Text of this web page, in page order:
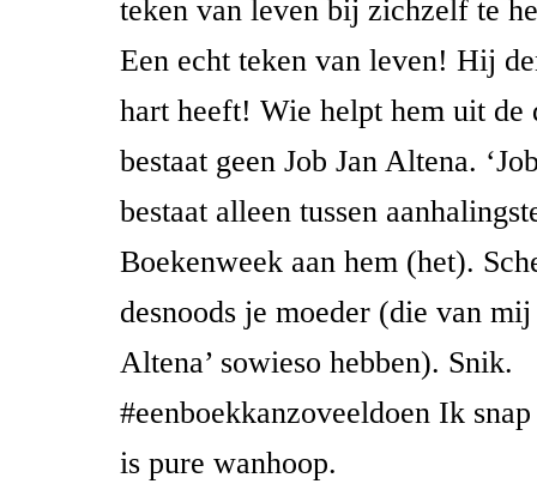
teken van leven bij zichzelf te
Een echt teken van leven! Hij
hart heeft! Wie helpt hem uit de
bestaat geen Job Jan Altena.
bestaat alleen tussen
Boekenweek aan hem (het).
desnoods je moeder (die van mij
Altena’ sowieso hebben). Snik.
#eenboekkanzoveeldoen Ik
is pure wanhoop.